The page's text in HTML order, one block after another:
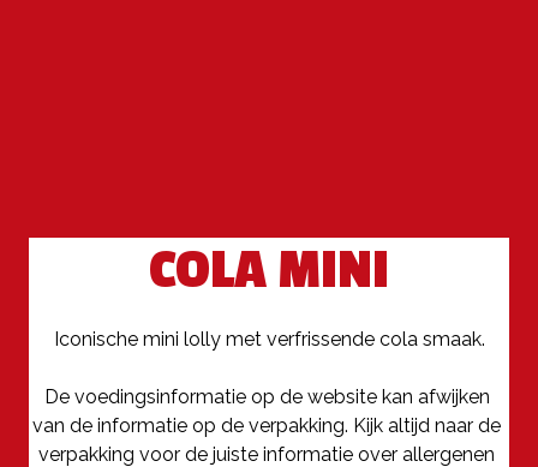
COLA MINI
Iconische mini lolly met verfrissende cola smaak.
De voedingsinformatie op de website kan afwijken
van de informatie op de verpakking. Kijk altijd naar de
verpakking voor de juiste informatie over allergenen